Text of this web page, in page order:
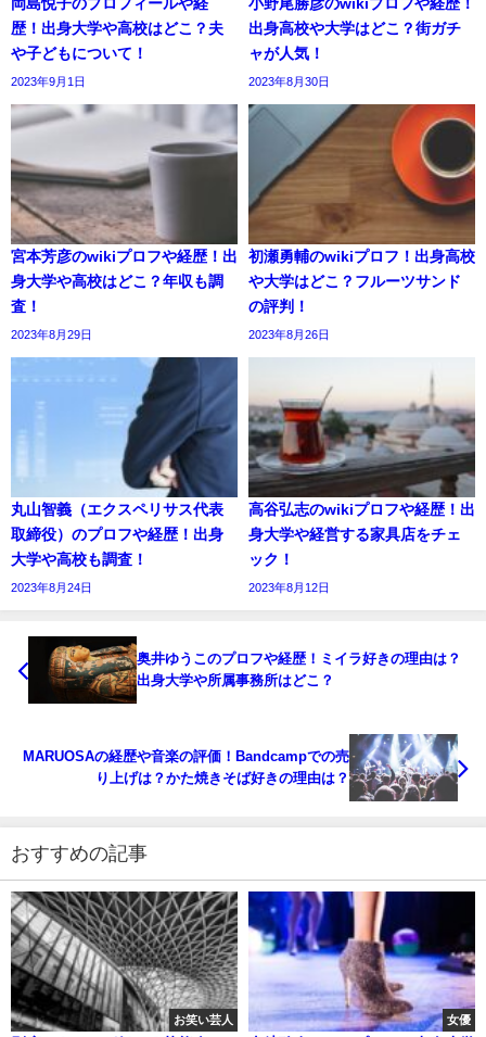
岡島悦子のプロフィールや経
歴！出身大学や高校はどこ？夫
や子どもについて！
2023年9月1日
小野尾勝彦のwikiプロフや経歴！
出身高校や大学はどこ？街ガチ
ャが人気！
2023年8月30日
宮本芳彦のwikiプロフや経歴！出
身大学や高校はどこ？年収も調
査！
2023年8月29日
初瀬勇輔のwikiプロフ！出身高校
や大学はどこ？フルーツサンド
の評判！
2023年8月26日
丸山智義（エクスペリサス代表
取締役）のプロフや経歴！出身
大学や高校も調査！
2023年8月24日
高谷弘志のwikiプロフや経歴！出
身大学や経営する家具店をチェ
ック！
2023年8月12日
奥井ゆうこのプロフや経歴！ミイラ好きの理由は？
出身大学や所属事務所はどこ？
MARUOSAの経歴や音楽の評価！Bandcampでの売
り上げは？かた焼きそば好きの理由は？
おすすめの記事
お笑い芸人 女優